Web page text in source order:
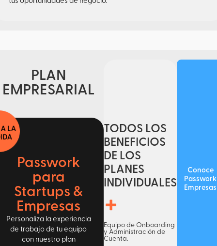
PLAN
EMPRESARIAL
Passwork
para
Startups &
Empresas
Personaliza la experiencia
de trabajo de tu equipo
con nuestro plan
TODOS LOS
BENEFICIOS
DE LOS
PLANES
INDIVIDUALES
+
Equipo de Onboarding
y Administración de
Cuenta.
Conoce
Passwork
Empresas